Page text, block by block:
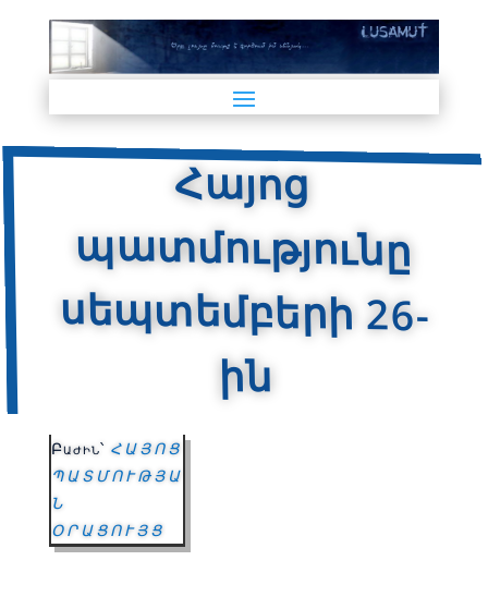
Հայոց
պատմությունը
սեպտեմբերի 26-
ին
Բաժին՝ ՀԱՅՈՑ
ՊԱՏՄՈՒԹՅԱ
Ն
ՕՐԱՑՈՒՅՑ